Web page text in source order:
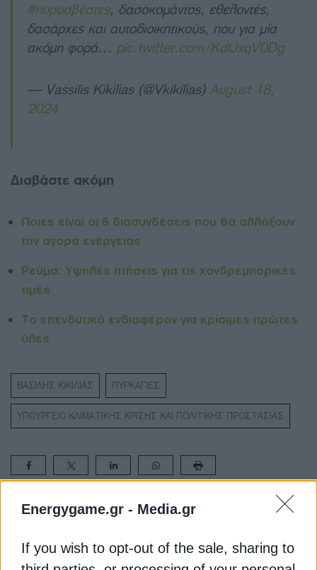
Energygame.gr - Media.gr
If you wish to opt-out of the sale, sharing to
#πυροσβέστες, δασοκομάντος, εθελοντές,
δασάρχες και αυτοδιοικητικούς, που για μία
ακόμη φορά… pic.twitter.com/KdtJxqV0Dg
— Vassilis Kikilias (@Vkikilias) August 18,
2024
Διαβάστε ακόμη
Ποιες είναι οι 6 διασυνδέσεις που θα αλλάξουν
την αγορά ενέργειας
Ρεύμα: Υψηλές πτήσεις για τις χονδρεμπορικές
τιμές
Το επενδυτικό ενδιαφέρον για κρίσιμες πρώτες
ύλες
ΒΑΣΙΛΗΣ ΚΙΚΙΛΙΑΣ ΠΥΡΚΑΓΙΕΣ
ΥΠΟΥΡΓΕΙΟ ΚΛΙΜΑΤΙΚΗΣ ΚΡΙΣΗΣ ΚΑΙ ΠΟΛΙΤΙΚΗΣ ΠΡΟΣΤΑΣΙΑΣ
ΔΕΊΤΕ ΕΠΊΣΗΣ